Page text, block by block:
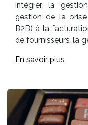
intégrer la
gestion de la
B2B) à la
de fournisseurs, la
En savoir plus